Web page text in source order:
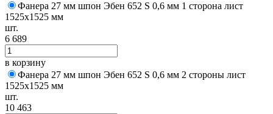
Фанера 27 мм шпон Эбен 652 S 0,6 мм 1 сторона лист
1525х1525 мм
шт.
6 689
в корзину
Фанера 27 мм шпон Эбен 652 S 0,6 мм 2 стороны лист
1525х1525 мм
шт.
10 463